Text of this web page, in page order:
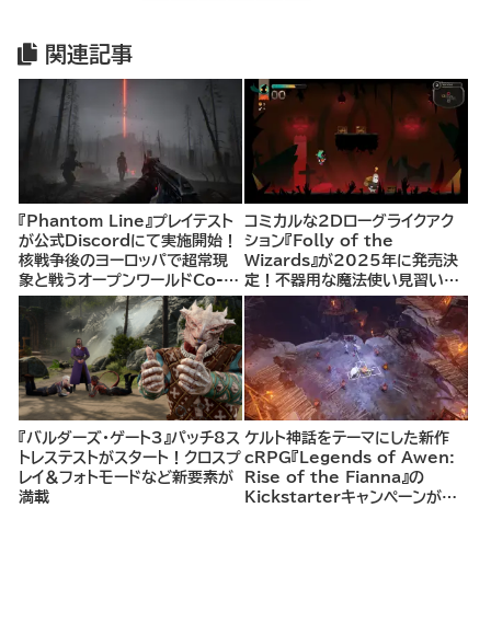
関連記事
『Phantom Line』プレイテスト
が公式Discordにて実施開始！
核戦争後のヨーロッパで超常現
象と戦うオープンワールドCo-
opシューター
コミカルな2Dローグライクアク
ション『Folly of the
Wizards』が2025年に発売決
定！不器用な魔法使い見習いと
して、ランダム生成ダンジョンを
探索し、世界を救う冒険へ。
『バルダーズ・ゲート3』パッチ8ス
トレステストがスタート！クロスプ
レイ＆フォトモードなど新要素が
満載
ケルト神話をテーマにした新作
cRPG『Legends of Awen:
Rise of the Fianna』の
Kickstarterキャンペーンがま